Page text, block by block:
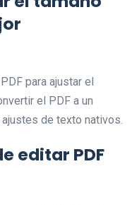
para ajustar el
el PDF a un
de texto nativos.
editar PDF